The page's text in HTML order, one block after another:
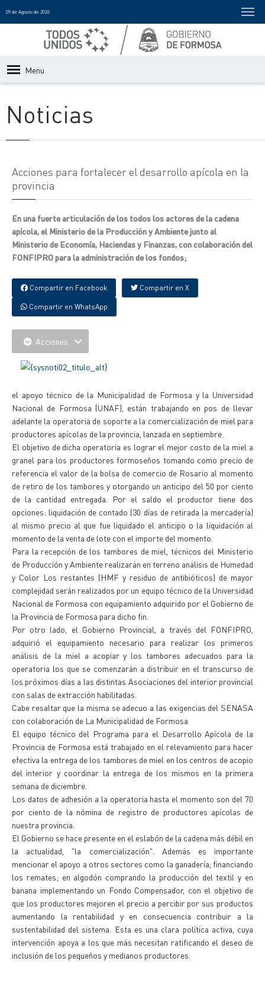
09 de Agosto de 2026
Menu
Noticias
Acciones para fortalecer el desarrollo apícola en la
provincia
En una fuerte articulación de los todos los actores de la cadena
apícola, el Ministerio de la Producción y Ambiente junto al
Ministerio de Economía, Haciendas y Finanzas, con colaboración del
FONFIPRO para la administración de los fondos;
Compartir en Facebook Compartir en X
Compartir en WhatsApp
Acciones
el apoyo técnico de la Municipalidad de Formosa y la Universidad
Nacional de Formosa (UNAF), están trabajando en pos de llevar
adelante la operatoria de soporte a la comercialización de miel para
productores apícolas de la provincia, lanzada en septiembre.
El objetivo de dicha operatoria es lograr el mejor costo de la miel a
granel para los productores formoseños tomando como precio de
referencia el valor de la bolsa de comercio de Rosario al momento
de retiro de los tambores y otorgando un anticipo del 50 por ciento
de la cantidad entregada. Por el saldo el productor tiene dos
opciones: liquidación de contado (30 días de retirada la mercadería)
al mismo precio al que fue liquidado el anticipo o la liquidación al
momento de la venta de lote con el importe del momento.
Para la recepción de los tambores de miel, técnicos del Ministerio
de Producción y Ambiente realizarán en terreno análisis de Humedad
y Color Los restantes (HMF y residuo de antibióticos) de mayor
complejidad serán realizados por un equipo técnico de la Universidad
Nacional de Formosa con equipamiento adquirido por el Gobierno de
la Provincia de Formosa para dicho fin.
Por otro lado, el Gobierno Provincial, a través del FONFIPRO,
adquirió el equipamiento necesario para realizar los primeros
análisis de la miel a acopiar y los tambores adecuados para la
operatoria los que se comenzarán a distribuir en el transcurso de
los próximos días a las distintas Asociaciones del interior provincial
con salas de extracción habilitadas.
Cabe resaltar que la misma se adecuo a las exigencias del SENASA
con colaboración de La Municipalidad de Formosa
El equipo técnico del Programa para el Desarrollo Apícola de la
Provincia de Formosa está trabajado en el relevamiento para hacer
efectiva la entrega de los tambores de miel en los centros de acopio
del interior y coordinar la entrega de los mismos en la primera
semana de diciembre.
Los datos de adhesión a la operatoria hasta el momento son del 70
por ciento de la nómina de registro de productores apícolas de
nuestra provincia.
El Gobierno se hace presente en el eslabón de la cadena más débil en
la actualidad, "la comercialización". Además es importante
mencionar el apoyo a otros sectores como la ganadería, financiando
los remates; en algodón comprando la producción del textil y en
banana implementando un Fondo Compensador, con el objetivo de
que los productores mejoren el precio a percibir por sus productos
aumentando la rentabilidad y en consecuencia contribuir a la
sustentabilidad del sistema. Esta es una clara política activa, cuya
intervención apoya a los que más necesitan ratificando el deseo de
inclusión de los pequeños y medianos productores.